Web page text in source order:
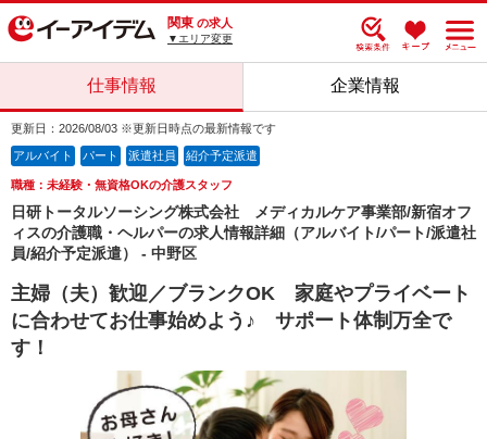
関東 の求人
▼エリア変更
仕事情報 企業情報
更新日：2026/08/03 ※更新日時点の最新情報です
アルバイト パート 派遣社員 紹介予定派遣
職種：未経験・無資格OKの介護スタッフ
日研トータルソーシング株式会社 メディカルケア事業部/新宿オフ
ィスの介護職・ヘルパーの求人情報詳細（アルバイト/パート/派遣社
員/紹介予定派遣） - 中野区
主婦（夫）歓迎／ブランクOK 家庭やプライベート
に合わせてお仕事始めよう♪ サポート体制万全で
す！